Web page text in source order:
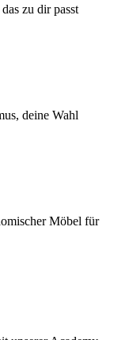
zu dir passt
deine Wahl
Möbel für